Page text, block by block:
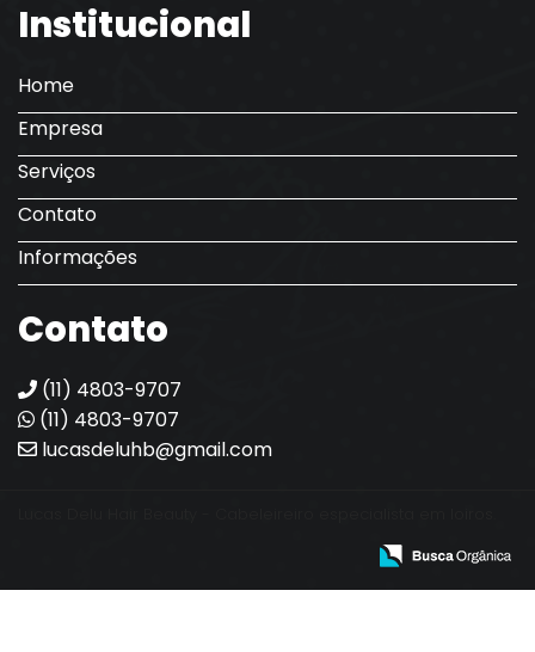
Institucional
Home
Empresa
Serviços
Contato
Informações
Contato
(11) 4803-9707
(11) 4803-9707
lucasdeluhb@gmail.com